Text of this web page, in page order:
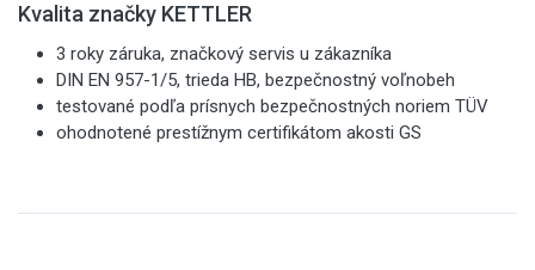
Kvalita značky KETTLER
3 roky záruka, značkový servis u zákazníka
DIN EN 957-1/5, trieda HB, bezpečnostný voľnobeh
testované podľa prísnych bezpečnostných noriem TÜV
ohodnotené prestížnym certifikátom akosti GS